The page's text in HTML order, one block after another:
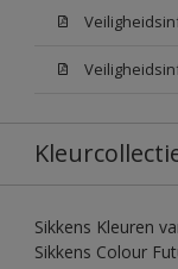
Sikkens Kleuren
Sikkens Colour